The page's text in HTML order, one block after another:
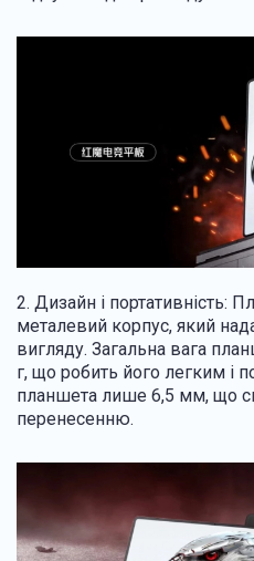
2. Дизайн і портативність:
металевий корпус, який
вигляду. Загальна вага
г, що робить його легким і
планшета лише 6,5 мм, що
перенесенню.